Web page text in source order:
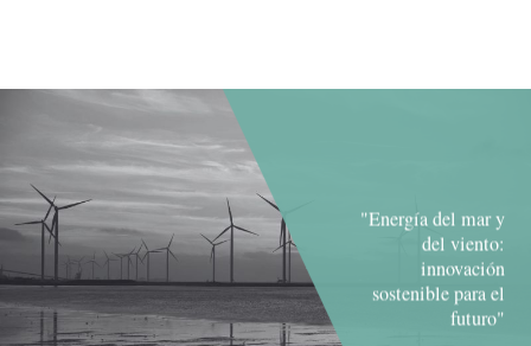
"Energía del mar y
del viento:
innovación
sostenible para el
futuro"